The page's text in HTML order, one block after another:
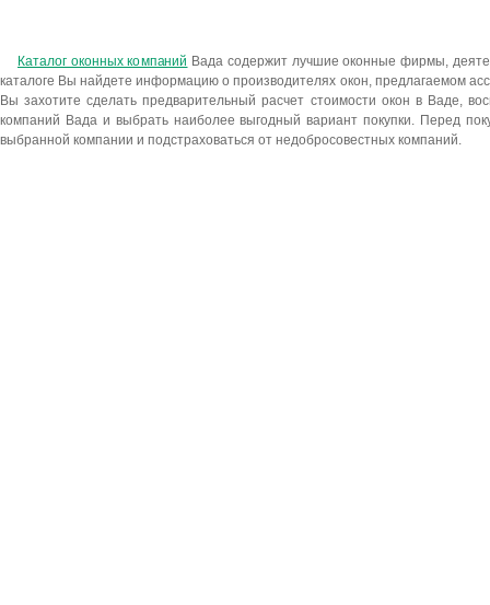
Каталог оконных компаний Вада содержит лучшие оконные фирмы,
каталоге Вы найдете информацию о производителях окон, предлагаемом
Вы захотите сделать предварительный расчет стоимости окон в Ваде,
компаний Вада и выбрать наиболее выгодный вариант покупки. Перед
выбранной компании и подстраховаться от недобросовестных компаний.